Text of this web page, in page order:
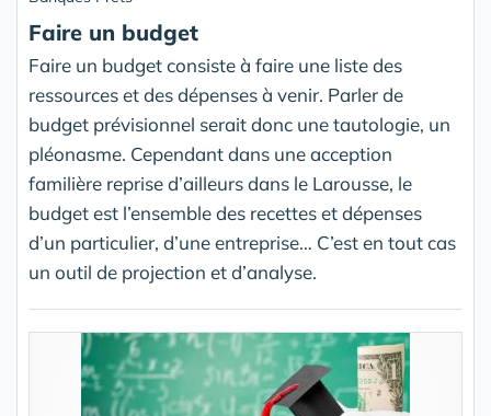
Faire un budget
Faire un budget consiste à faire une liste des
ressources et des dépenses à venir. Parler de
budget prévisionnel serait donc une tautologie, un
pléonasme. Cependant dans une acception
familière reprise d’ailleurs dans le Larousse, le
budget est l’ensemble des recettes et dépenses
d’un particulier, d’une entreprise… C’est en tout cas
un outil de projection et d’analyse.